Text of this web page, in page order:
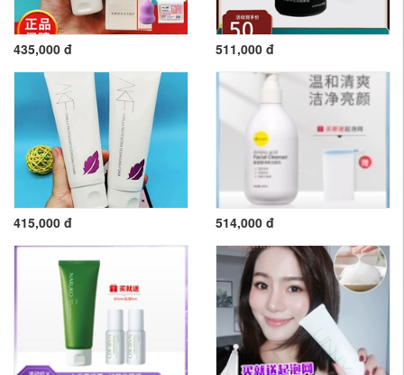
435,000 đ 511,000 đ
415,000 đ 514,000 đ